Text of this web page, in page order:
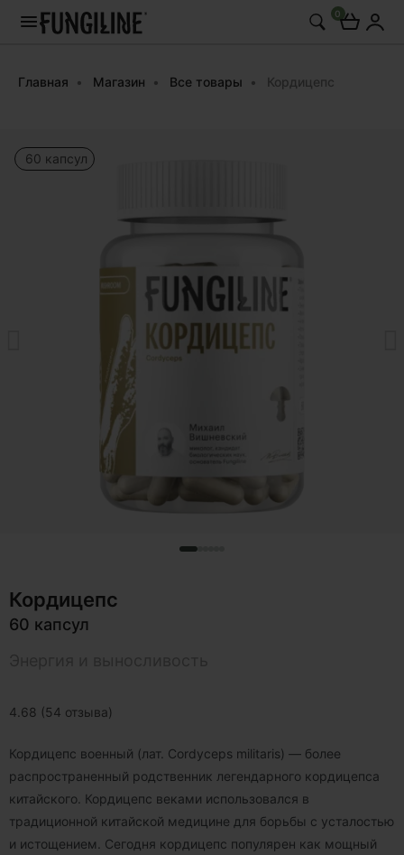
0
Главная Магазин Все товары Кордицепс
60 капсул
4.68 (54 отзыва)
Кордицепс
60 капсул
Кордицепс военный (лат. Cordyceps militaris) — более
распространенный родственник легендарного кордицепса
китайского. Кордицепс веками использовался в
традиционной китайской медицине для борьбы с усталостью
и истощением. Сегодня кордицепс популярен как мощный